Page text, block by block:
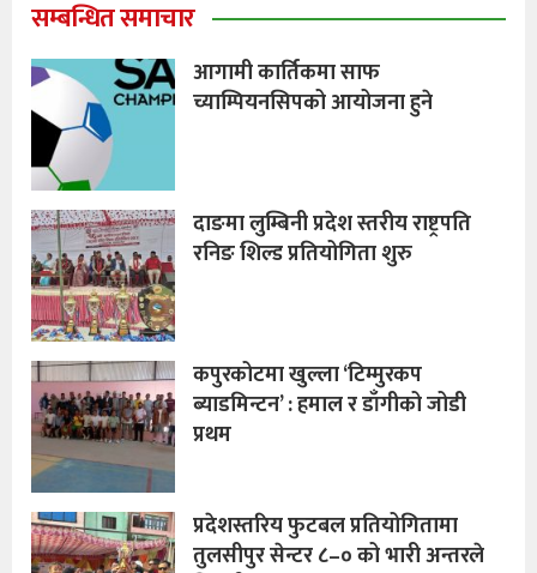
सम्बन्धित समाचार
आगामी कार्तिकमा साफ
च्याम्पियनसिपको आयोजना हुने
दाङमा लुम्बिनी प्रदेश स्तरीय राष्ट्रपति
रनिङ शिल्ड प्रतियोगिता शुरु
कपुरकोटमा खुल्ला ‘टिम्मुरकप
ब्याडमिन्टन’ : हमाल र डाँगीको जोडी
प्रथम
प्रदेशस्तरिय फुटबल प्रतियोगितामा
तुलसीपुर सेन्टर ८–० को भारी अन्तरले